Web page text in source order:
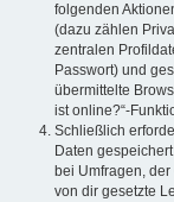
folgenden
(dazu zählen
zentralen
Passwort) und
übermittelte
ist online?“-
Schließlich
Daten
bei Umfragen,
von dir gesetzte